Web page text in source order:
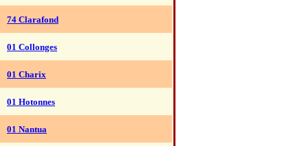
74 Clarafond
01 Collonges
01 Charix
01 Hotonnes
01 Nantua